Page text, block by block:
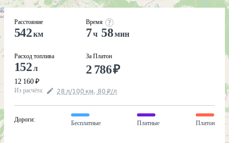
Расстояние
542км
Расход топлива
152л
12 160 ₽
Время
7ч 58мин
За Платон
2 786₽
Из расчёта: 28 л/100 км, 80 ₽/л
Дороги:
Бесплатные Платные Платон